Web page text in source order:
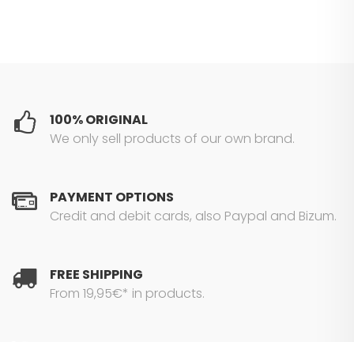
100% ORIGINAL
We only sell products of our own brand.
PAYMENT OPTIONS
Credit and debit cards, also Paypal and Bizum.
FREE SHIPPING
From 19,95€* in products.